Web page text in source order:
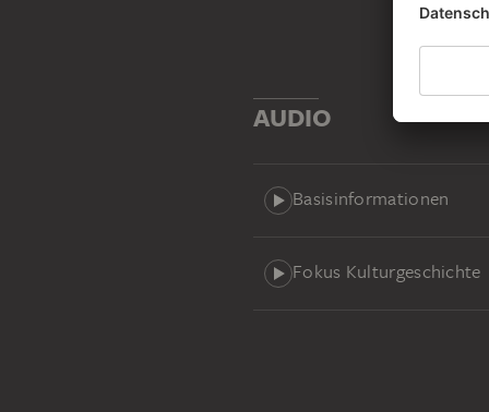
AUDIO
Basisinformationen
Fokus Kulturgeschichte